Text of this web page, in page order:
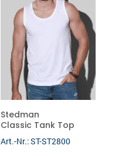
Stedman
Classic Tank Top
Art.-Nr.: ST-ST2800